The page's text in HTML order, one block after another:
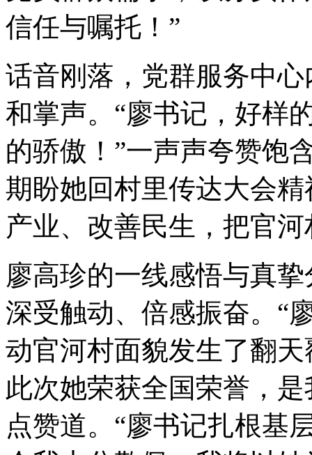
信任与嘱托！”
话音刚落，党群服务中
和掌声。“廖书记，好样
的骄傲！”一声声夸赞饱
期盼她回村里传达大会
产业、改善民生，把官
廖高珍的一线感悟与真
深受触动、倍感振奋。“
动官河村面貌发生了翻
此次她荣获全国荣誉，
点赞道。“廖书记扎根基